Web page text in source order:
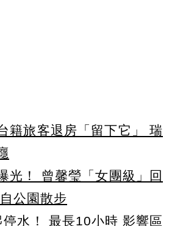
籍旅客退房「留下它」 瑞
光！ 曾馨瑩「女團級」回
公園散步
水！ 最長10小時 影響區